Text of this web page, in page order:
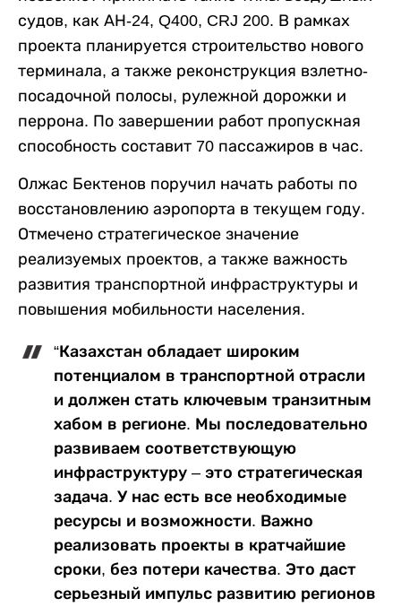
судов, как АН-24, Q400, CRJ 200. В рамках
проекта планируется строительство нового
терминала, а также реконструкция взлетно-
посадочной полосы, рулежной дорожки и
перрона. По завершении работ пропускная
способность составит 70 пассажиров в час.
Олжас Бектенов поручил начать работы по
восстановлению аэропорта в текущем году.
Отмечено стратегическое значение
реализуемых проектов, а также важность
развития транспортной инфраструктуры и
повышения мобильности населения.
“Казахстан обладает широким
потенциалом в транспортной отрасли
и должен стать ключевым транзитным
хабом в регионе. Мы последовательно
развиваем соответствующую
инфраструктуру – это стратегическая
задача. У нас есть все необходимые
ресурсы и возможности. Важно
реализовать проекты в кратчайшие
сроки, без потери качества. Это даст
серьезный импульс развитию регионов